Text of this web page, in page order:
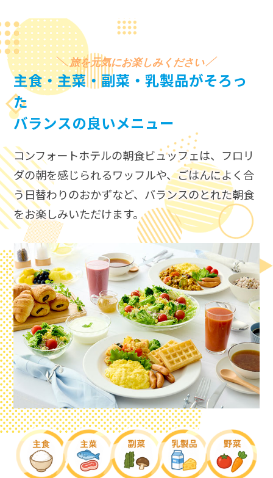
旅を元気にお楽しみください
主食・主菜・副菜・乳製品がそろっ
た
バランスの良いメニュー
コンフォートホテルの朝食ビュッフェは、​ フロリ
ダの朝を感じられるワッフルや、ごはんによく合
う日替わりのおかずなど、​ バランスのとれた朝食
をお楽しみいただけます。​